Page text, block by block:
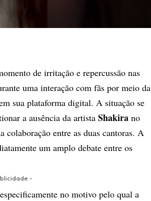
de irritação e repercussão nas
uma interação com fãs por meio da
sua plataforma digital. A situação se
a ausência da artista Shakira no
colaboração entre as duas cantoras. A
um amplo debate entre os
-
no motivo pelo qual a